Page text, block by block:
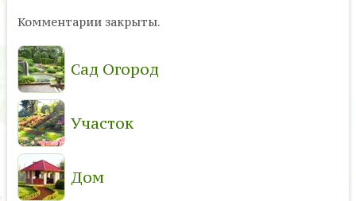
Комментарии закрыты.
Сад Огород
Участок
Дом